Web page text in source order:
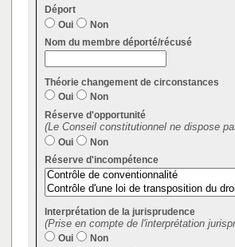
Déport
Oui
Non
Nom du membre déporté/récusé
Théorie changement de circonstances
Oui
Non
Réserve d'opportunité
(Le Conseil constitutionnel ne dispose
Oui
Non
Réserve d'incompétence
Interprétation de la jurisprudence
(Prise en compte de l'interprétation
Oui
Non